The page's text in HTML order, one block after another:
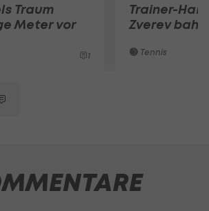
Traum
Meter vor
1
Trainer-
Zverev
Tennis